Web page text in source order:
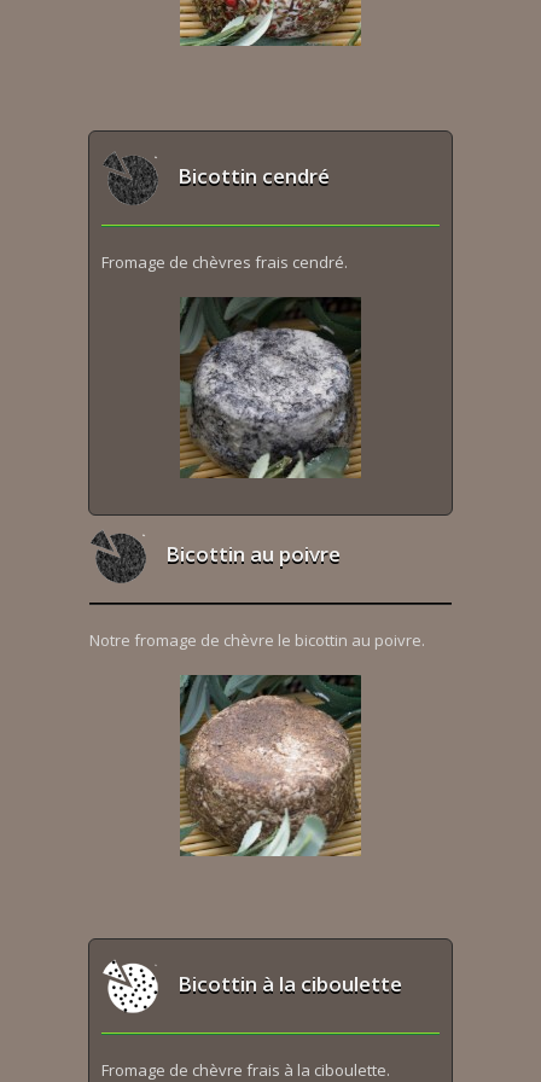
Bicottin cendré
Fromage de chèvres frais cendré.
Bicottin au poivre
Notre fromage de chèvre le bicottin au poivre.
Bicottin à la ciboulette
Fromage de chèvre frais à la ciboulette.